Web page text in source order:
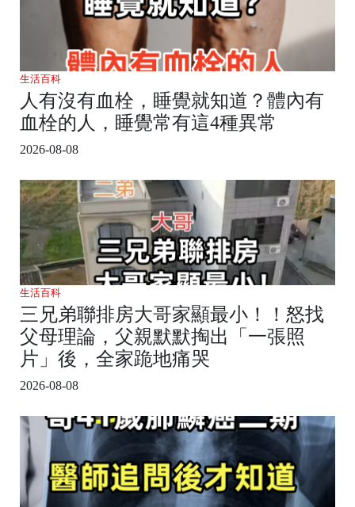
生活百科
人有沒有血栓，睡覺就知道？體內有
血栓的人，睡覺常有這4種異常
2026-08-08
生活百科
三兄弟聯排房大哥家顯最小！！怒找
父母理論，父親默默掏出「一張照
片」後，全家跪地痛哭
2026-08-08